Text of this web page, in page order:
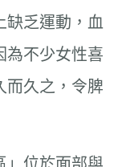
缺乏運動，血
為不少女性喜
而久之，令脾